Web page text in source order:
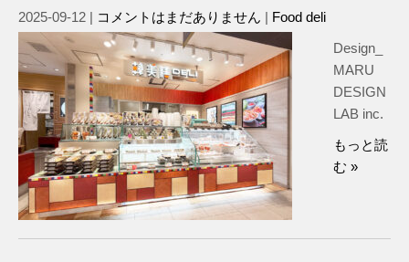
2025-09-12 | コメントはまだありません | Food deli
Design_
MARU
DESIGN
LAB inc.
もっと読
む »